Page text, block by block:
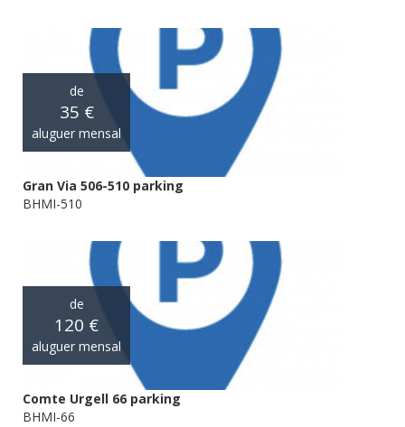
de
35 €
aluguer mensal
Gran Via 506-510 parking
BHMI-510
de
120 €
aluguer mensal
Comte Urgell 66 parking
BHMI-66